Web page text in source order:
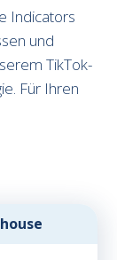
Indicators
und
TikTok-
Für Ihren